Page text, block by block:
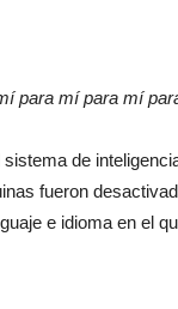
para mí para mí
de
fueron
e idioma en el